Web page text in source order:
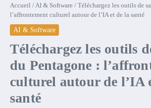
Accueil /AI & Software / Téléchargez les outils de
l’affrontement culturel autour de l’IA et de la santé
AI & Software
Téléchargez les outils
du Pentagone :
culturel autour de l’IA
santé